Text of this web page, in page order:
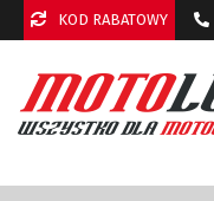
KOD RABATOWY